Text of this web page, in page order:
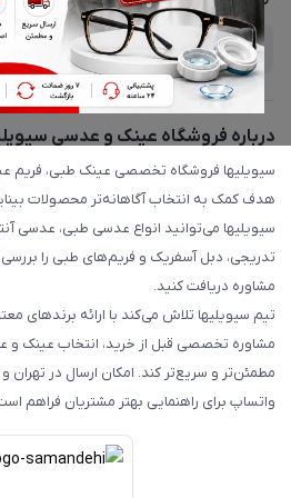
درباره فروشگاه عینک و عدسی
سیویلیها فروشگاه تخصصی عینک طبی، فریم
هدف کمک به انتخاب آگاهانه‌تر محصولات
سیویلیها می‌توانید انواع عدسی طبی، عدسی
تدریجی، دبل آسفریک و فریم‌های طبی را
مشاوره دریافت کنید.
تیم سیویلیها تلاش می‌کند با ارائه برندهای
مشاوره تخصصی قبل از خرید، انتخاب عینک و
مطمئن‌تر و سریع‌تر کند. امکان ارسال در تهران
واتساپ برای راهنمایی بهتر مشتریان فراهم